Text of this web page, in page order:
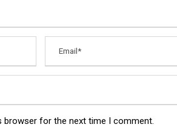
browser for the next time I comment.